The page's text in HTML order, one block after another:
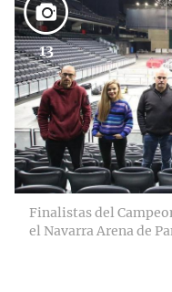
13
Finalistas del
el Navarra Arena de